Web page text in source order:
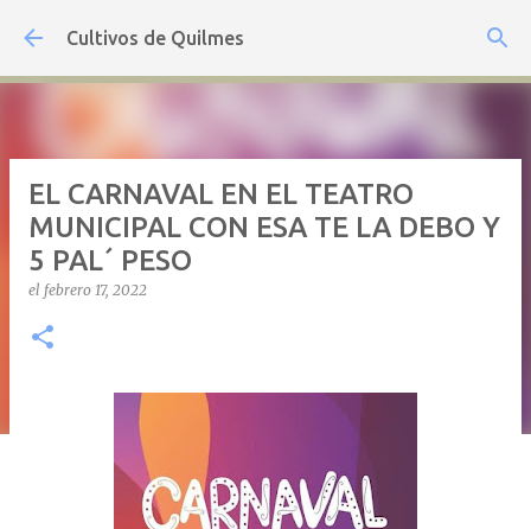
Ir al contenido principal
Cultivos de Quilmes
EL CARNAVAL EN EL TEATRO
MUNICIPAL CON ESA TE LA DEBO Y
5 PAL´ PESO
el febrero 17, 2022